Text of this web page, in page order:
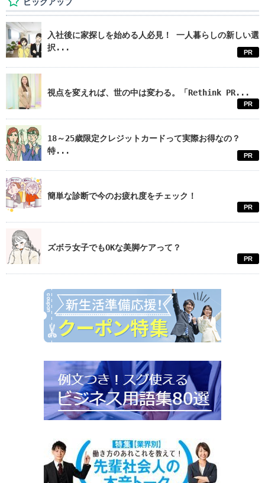
入社後に家探しを始める人必見！ 一人暮らしの新しい選
択...
PR
視点を変えれば、世の中は変わる。「Rethink PR...
PR
18～25歳限定クレジットカードって実際お得なの？
特...
PR
簡単な診断で今のお疲れ度をチェック！
PR
ズボラ女子でもOKな美脚ケアって？
PR